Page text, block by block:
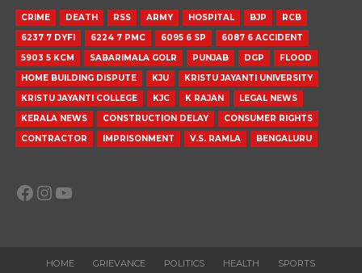
CRIME DEATH RSS ARMY HOSPITAL BJP
RCB
6237 7 DYFI
6224 7 PMC 6095 6 SP
6087 6 ACCIDENT
5903 5 KCM
SABARIMALA GOLR PUNJAB DGP
FLOOD
HOME BUILDING DISPUTE
KJU
KRISTU JAYANTI UNIVERSITY
KRISTU JAYANTI COLLEGE
KJC K RAJAN
LEGAL NEWS
KERALA NEWS
CONSTRUCTION DELAY
CONSUMER RIGHTS
CONTRACTOR
IMPRISONMENT V.S. RAMLA BENGALURU
Facebook
Instagram
YouTube
HOME GRIEVANCE POLITICS HEALTH SPORTS